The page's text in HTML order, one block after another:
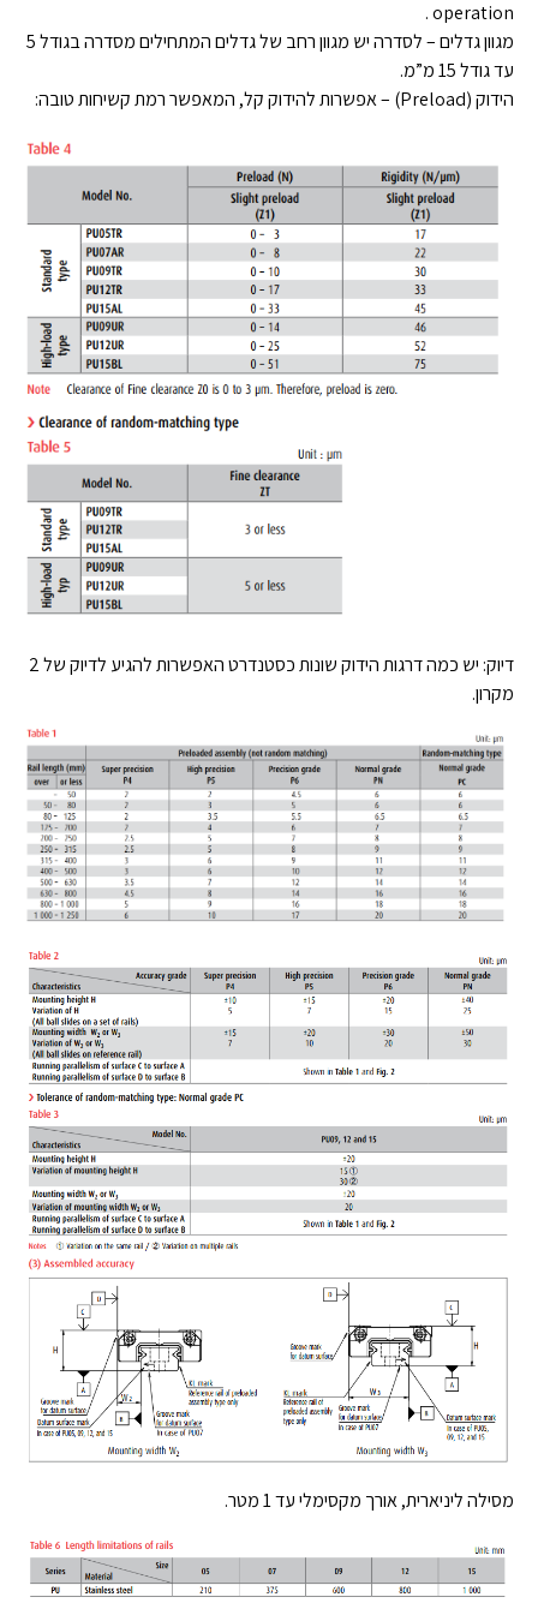
operation .
מגוון גדלים – לסדרה יש מגוון רחב של גדלים המתחילים מסדרה בגודל 5
עד גודל 15 מ”מ.
הידוק (Preload) – אפשרות להידוק קל, המאפשר רמת קשיחות טובה:
דיוק: יש כמה דרגות הידוק שונות כסטנדרט האפשרות להגיע לדיוק של 2
מקרון.
מסילה ליניארית, אורך מקסימלי עד 1 מטר.